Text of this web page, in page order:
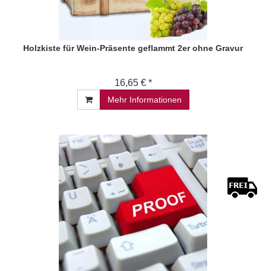
Holzkiste für Wein-Präsente geflammt 2er ohne Gravur
16,65 € *
Mehr Informationen